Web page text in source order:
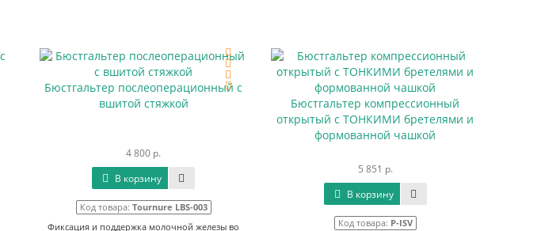
Бюстгальтер послеоперационный с
вшитой стяжкой
4 800 р.
В корзину
Код товара: Tournure LBS-003
Фиксация и поддержка молочной железы во
Бюстгальтер компрессионный
открытый с ТОНКИМИ бретелями и
формованной чашкой
5 851 р.
В корзину
Код товара: P-ISV